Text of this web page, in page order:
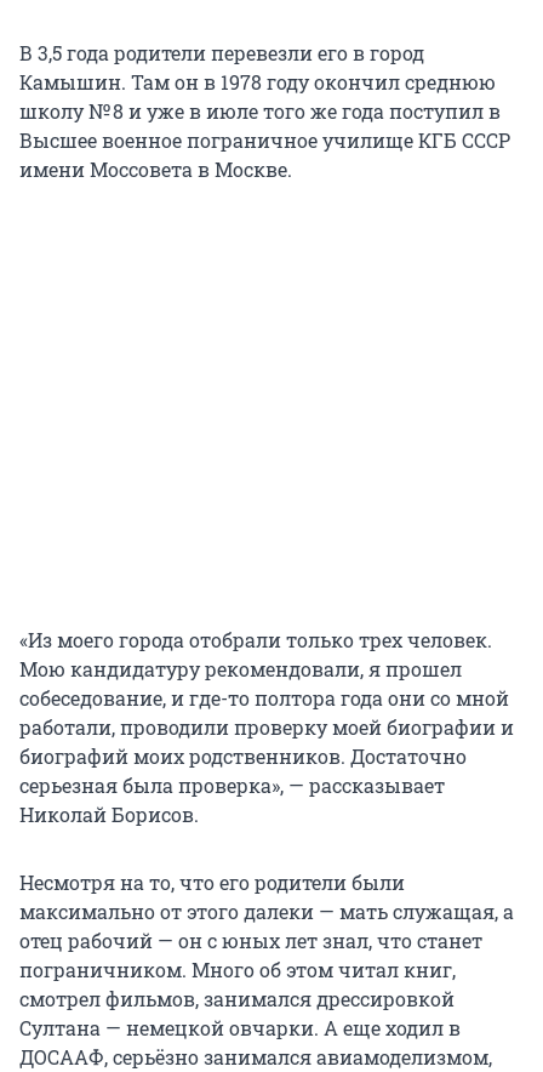
В 3,5 года родители перевезли его в город
Камышин. Там он в 1978 году окончил среднюю
школу № 8 и уже в июле того же года поступил в
Высшее военное пограничное училище КГБ СССР
имени Моссовета в Москве.
«Из моего города отобрали только трех человек.
Мою кандидатуру рекомендовали, я прошел
собеседование, и где-то полтора года они со мной
работали, проводили проверку моей биографии и
биографий моих родственников. Достаточно
серьезная была проверка», — рассказывает
Николай Борисов.
Несмотря на то, что его родители были
максимально от этого далеки — мать служащая, а
отец рабочий — он с юных лет знал, что станет
пограничником. Много об этом читал книг,
смотрел фильмов, занимался дрессировкой
Султана — немецкой овчарки. А еще ходил в
ДОСААФ, серьёзно занимался авиамоделизмом,